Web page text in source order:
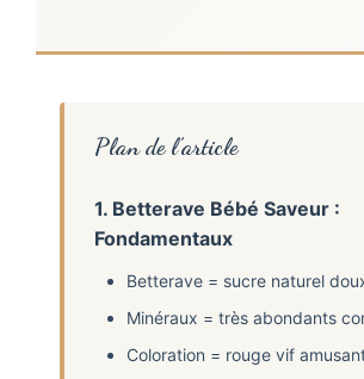
Plan de l’article
1. Betterave Bébé Saveur :
Fondamentaux
Betterave = sucre naturel
Minéraux = très abondants
Coloration = rouge vif